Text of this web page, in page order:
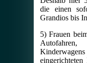
die einen
Grandios bis
5) Frauen